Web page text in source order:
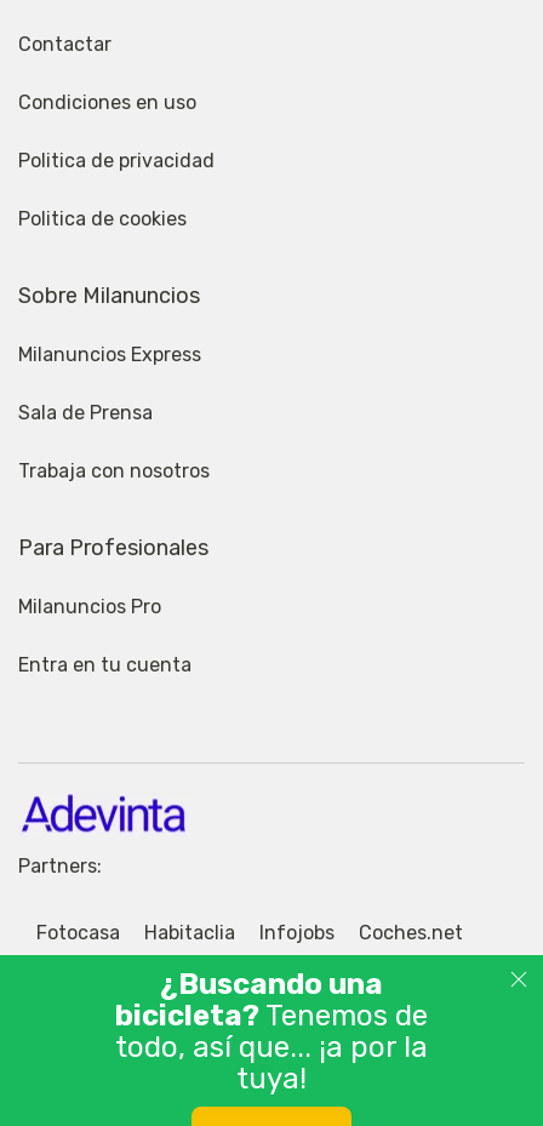
Contactar
Condiciones en uso
Politica de privacidad
Politica de cookies
Sobre Milanuncios
Milanuncios Express
Sala de Prensa
Trabaja con nosotros
Para Profesionales
Milanuncios Pro
Entra en tu cuenta
Partners:
Fotocasa Habitaclia Infojobs
Coches.net
Jobisjob
© 2026 Adevinta Motor S.L.U. Tablón de anuncios
¿Buscando una
bicicleta? Tenemos de
todo, así que... ¡a por la
tuya!